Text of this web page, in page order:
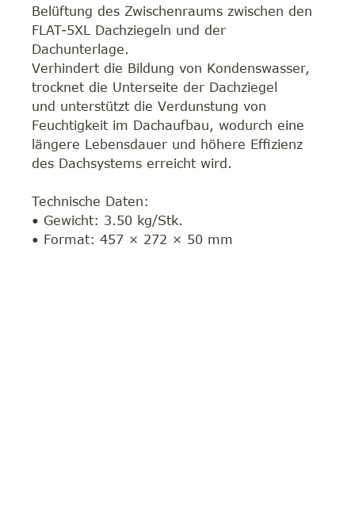
Belüftung des Zwischenraums zwischen den
FLAT-5XL Dachziegeln und der
Dachunterlage.
Verhindert die Bildung von Kondenswasser,
trocknet die Unterseite der Dachziegel
und unterstützt die Verdunstung von
Feuchtigkeit im Dachaufbau, wodurch eine
längere Lebensdauer und höhere Effizienz
des Dachsystems erreicht wird.
Technische Daten:
• Gewicht: 3.50 kg/Stk.
• Format: 457 × 272 × 50 mm